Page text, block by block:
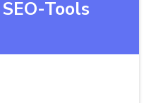
Tools